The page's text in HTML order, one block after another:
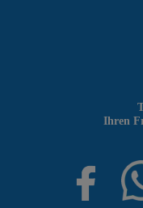
Ihren